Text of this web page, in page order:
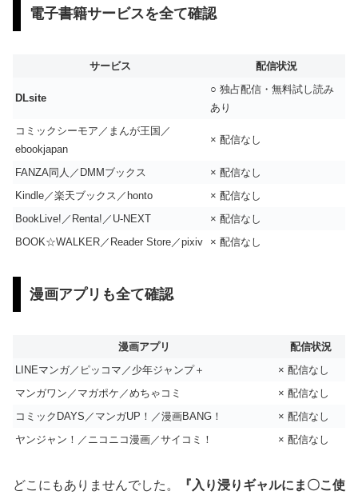
電子書籍サービスを全て確認
サービス 配信状況
DLsite
○ 独占配信・無料試し読み
あり
コミックシーモア／まんが王国／
ebookjapan
× 配信なし
FANZA同人／DMMブックス
× 配信なし
Kindle／楽天ブックス／honto
× 配信なし
BookLive!／Renta!／U-NEXT
× 配信なし
BOOK☆WALKER／Reader Store／pixiv
× 配信なし
漫画アプリも全て確認
漫画アプリ
配信状況
LINEマンガ／ピッコマ／少年ジャンプ＋
× 配信なし
マンガワン／マガポケ／めちゃコミ
× 配信なし
コミックDAYS／マンガUP！／漫画BANG！
× 配信なし
ヤンジャン！／ニコニコ漫画／サイコミ！
× 配信なし
どこにもありませんでした。
『入り浸りギャルにま〇こ使